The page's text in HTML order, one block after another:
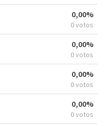
0,00%
0 votos
0,00%
0 votos
0,00%
0 votos
0,00%
0 votos